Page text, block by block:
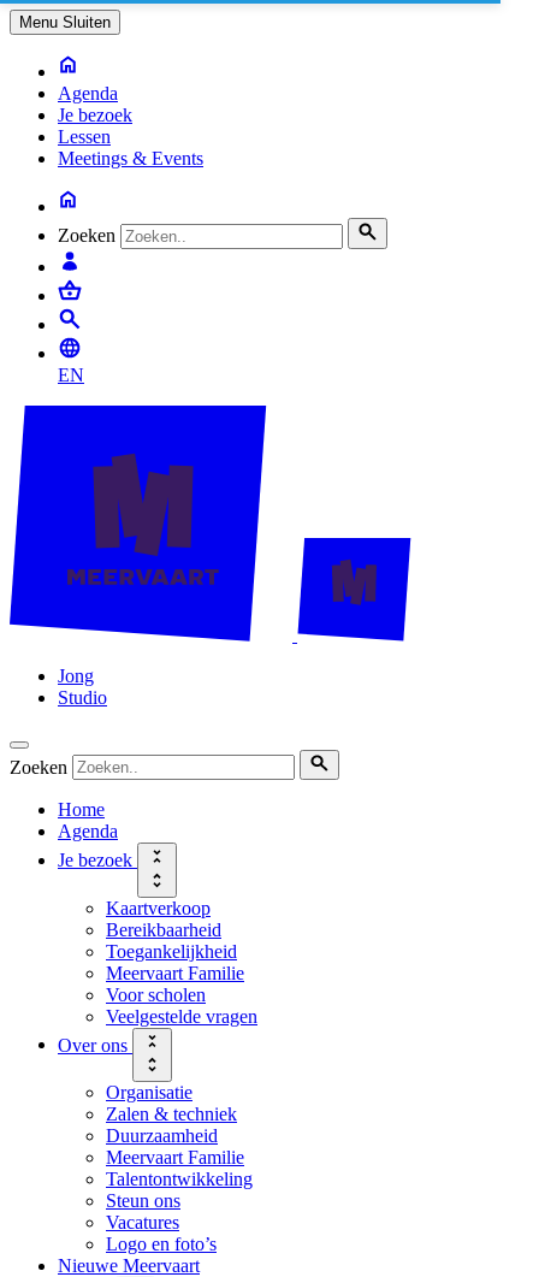
Menu Sluiten
Agenda
Je bezoek
Lessen
Meetings & Events
Zoeken
EN
Jong
Studio
Zoeken
Home
Agenda
Je bezoek
Kaartverkoop
Bereikbaarheid
Toegankelijkheid
Meervaart Familie
Voor scholen
Veelgestelde vragen
Over ons
Organisatie
Zalen & techniek
Duurzaamheid
Meervaart Familie
Talentontwikkeling
Steun ons
Vacatures
Logo en foto’s
Nieuwe Meervaart